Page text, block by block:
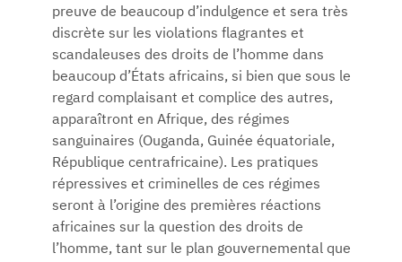
preuve de beaucoup d’indulgence et sera très
discrète sur les violations flagrantes et
scandaleuses des droits de l’homme dans
beaucoup d’États africains, si bien que sous le
regard complaisant et complice des autres,
apparaîtront en Afrique, des régimes
sanguinaires (Ouganda, Guinée équatoriale,
République centrafricaine). Les pratiques
répressives et criminelles de ces régimes
seront à l’origine des premières réactions
africaines sur la question des droits de
l’homme, tant sur le plan gouvernemental que